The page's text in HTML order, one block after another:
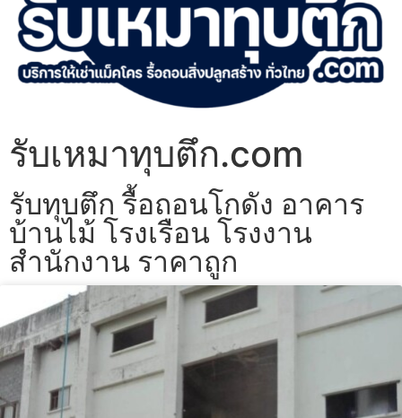
รับเหมาทุบตึก.com
รับทุบตึก รื้อถอนโกดัง อาคาร
บ้านไม้ โรงเรือน โรงงาน
สำนักงาน ราคาถูก